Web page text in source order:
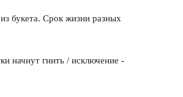
букета. Срок жизни разных
начнут гнить / исключение -